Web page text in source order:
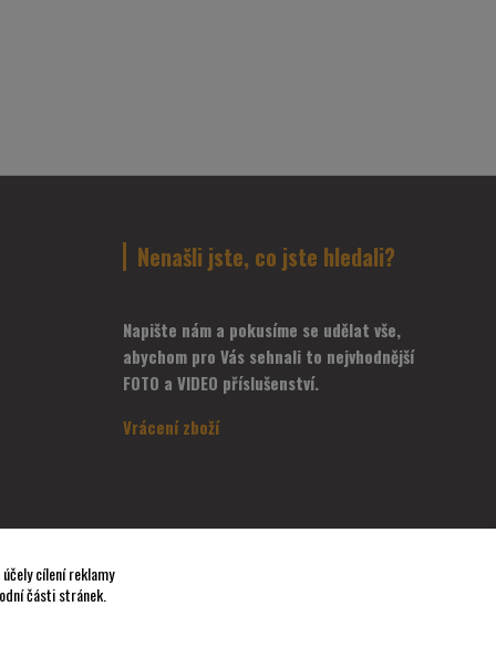
Nenašli jste, co jste hledali?
Napište nám a pokusíme se udělat vše,
abychom pro Vás sehnali to nejvhodnější
FOTO a VIDEO příslušenství.
Vrácení zboží
cílení reklamy
části stránek.